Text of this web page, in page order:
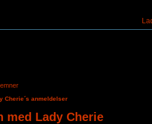
Cherie´s anmeldelser
med Lady Cherie